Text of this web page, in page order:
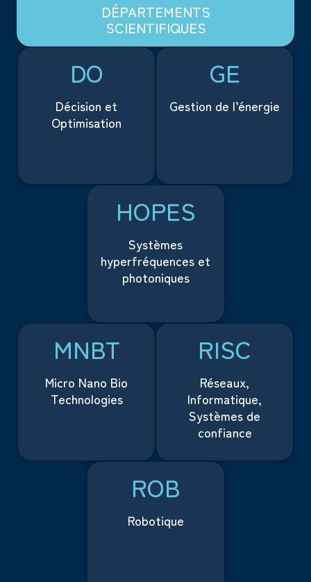
DÉPARTEMENTS
SCIENTIFIQUES
DO
Décision et
Optimisation
GE
Gestion de l’énergie
HOPES
Systèmes
hyperfréquences et
photoniques
MNBT
Micro Nano Bio
Technologies
RISC
Réseaux,
Informatique,
Systèmes de
confiance
ROB
Robotique